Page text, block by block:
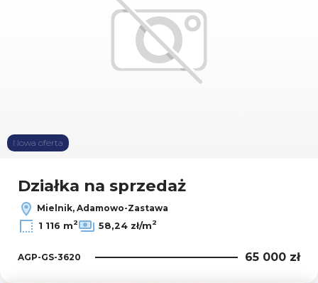
Nowa oferta
Działka na sprzedaż
Mielnik, Adamowo-Zastawa
1 116 m2 58,24 zł/m2
AGP-GS-3620 65 000 zł